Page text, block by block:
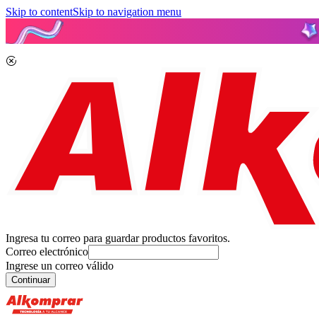
Skip to contentSkip to navigation menu
Ingresa tu correo para guardar productos favoritos.
Correo electrónico
Ingrese un correo válido
Continuar